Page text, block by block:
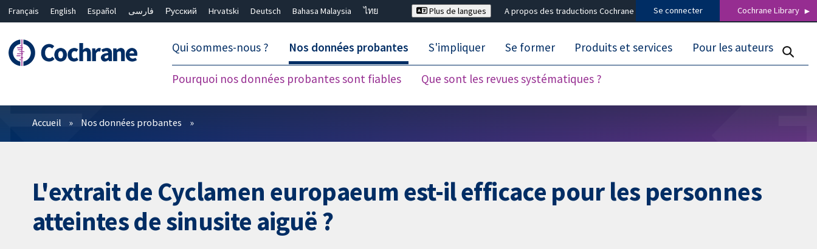
Français English Español فارسی Русский Hrvatski Deutsch Bahasa Malaysia
ไทย
Plus de langues A propos des traductions Cochrane Se connecter Cochrane Library
Qui sommes-nous ? Nos données probantes
Pourquoi nos données probantes sont fiables Que sont les revues systématiques ?
S'impliquer Se former Produits et services Pour les auteurs
Filtres
Accueil Nos données probantes
L'extrait de Cyclamen europaeum est-il efficace pour les personnes
atteintes de sinusite aiguë ?